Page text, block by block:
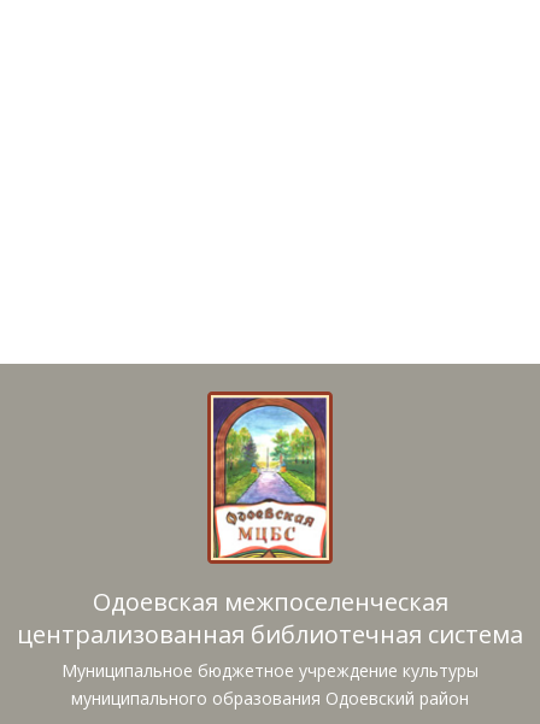
Одоевская межпоселенческая
централизованная библиотечная система
Муниципальное бюджетное учреждение культуры
муниципального образования Одоевский район